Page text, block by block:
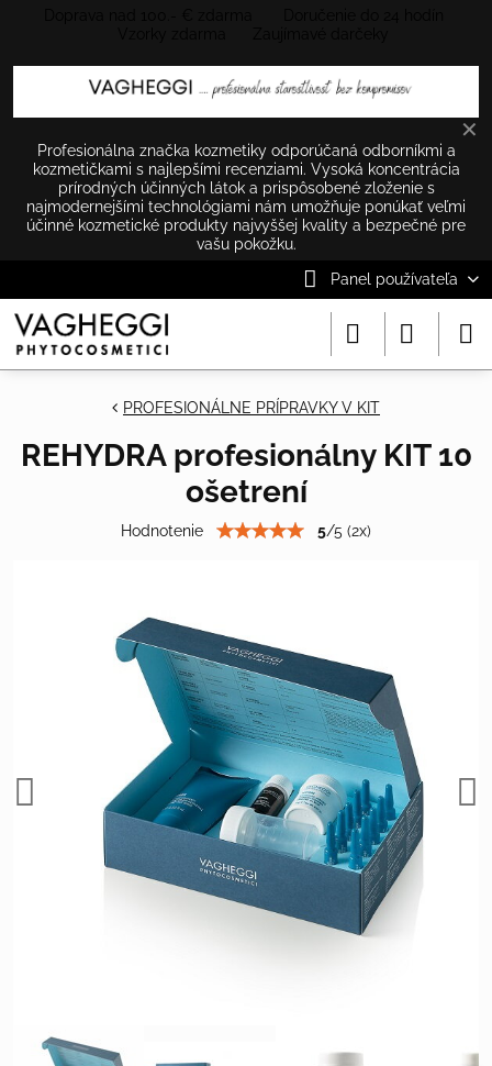
✕
Profesionálna značka kozmetiky odporúčaná odborníkmi a
kozmetičkami s najlepšími recenziami. Vysoká koncentrácia
prírodných účinných látok a prispôsobené zloženie s
najmodernejšími technológiami nám umožňuje ponúkať veľmi
účinné kozmetické produkty najvyššej kvality a bezpečné pre
vašu pokožku.
Panel používateľa
PROFESIONÁLNE PRÍPRAVKY V KIT
REHYDRA profesionálny KIT 10
ošetrení
Hodnotenie 5/5 (2x)